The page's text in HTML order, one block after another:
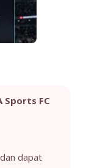
Sports FC
dapat